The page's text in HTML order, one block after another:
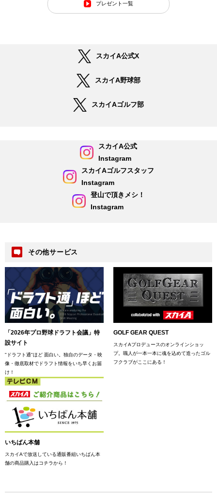
プレゼント一覧
スカイA公式X
スカイA野球部
スカイAゴルフ部
スカイA公式
Instagram
スカイAゴルフスタッフ
Instagram
登山で頂きメシ！
Instagram
その他サービス
「2026年プロ野球ドラフト会議」特
設サイト
"ドラフト通"ほど 面白い。独自のデータ・映
像・徹底取材でドラフト情報をいち早くお届
け！
GOLF GEAR QUEST
スカイAプロデュースのオンラインショッ
プ。職人が一本一本に魂を込めて造ったゴル
フクラブがここにある！
いちばん本舗
スカイAで放送している通販番組いちばん本
舗の商品購入はコチラから！